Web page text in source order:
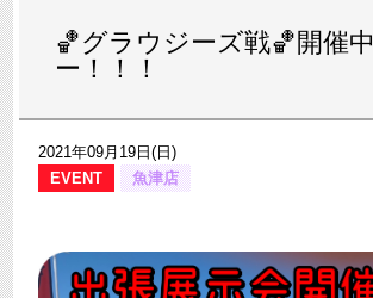
🏀グラウジーズ戦🏀開催中
ー！！！
2021年09月19日(日)
EVENT
魚津店